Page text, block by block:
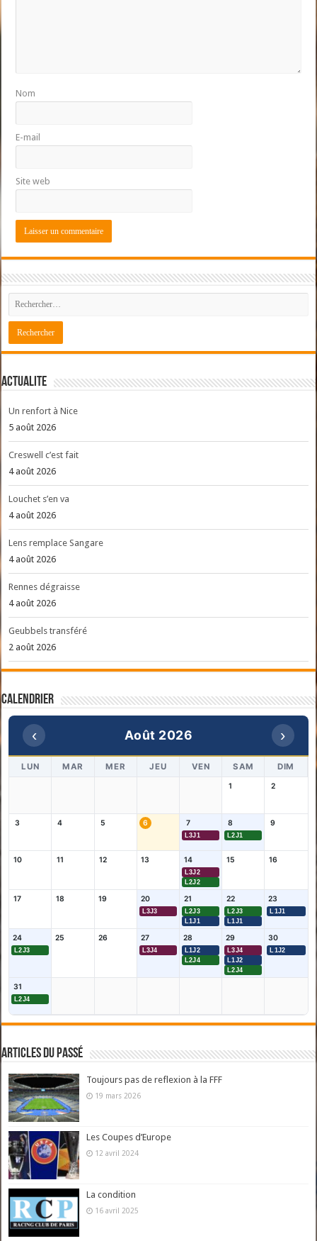
Nom
E-mail
Site web
ACTUALITE
Un renfort à Nice
5 août 2026
Creswell c’est fait
4 août 2026
Louchet s’en va
4 août 2026
Lens remplace Sangare
4 août 2026
Rennes dégraisse
4 août 2026
Geubbels transféré
2 août 2026
Calendrier
‹ Août 2026 ›
LUN MAR MER JEU VEN SAM DIM
1 2
3 4 5 6 7
L3J1
8
L2J1
9
10 11 12 13 14
L3J2
L2J2
15 16
17 18 19 20
L3J3
21
L2J3
L1J1
22
L2J3
L1J1
23
L1J1
24
L2J3
25 26 27
L3J4
28
L1J2
L2J4
29
L3J4
L1J2
L2J4
30
L1J2
31
L2J4
Articles du passé
Toujours pas de reflexion à la FFF
19 mars 2026
Les Coupes d’Europe
12 avril 2024
La condition
16 avril 2025